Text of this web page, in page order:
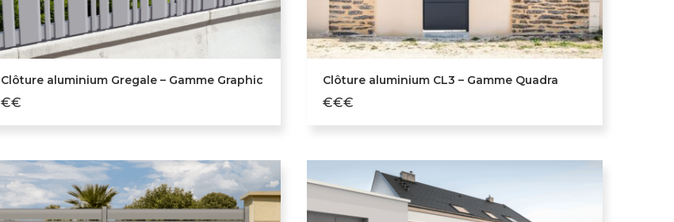
Clôture aluminium Gregale – Gamme Graphic
€€
Clôture aluminium CL3 – Gamme Quadra
€€€